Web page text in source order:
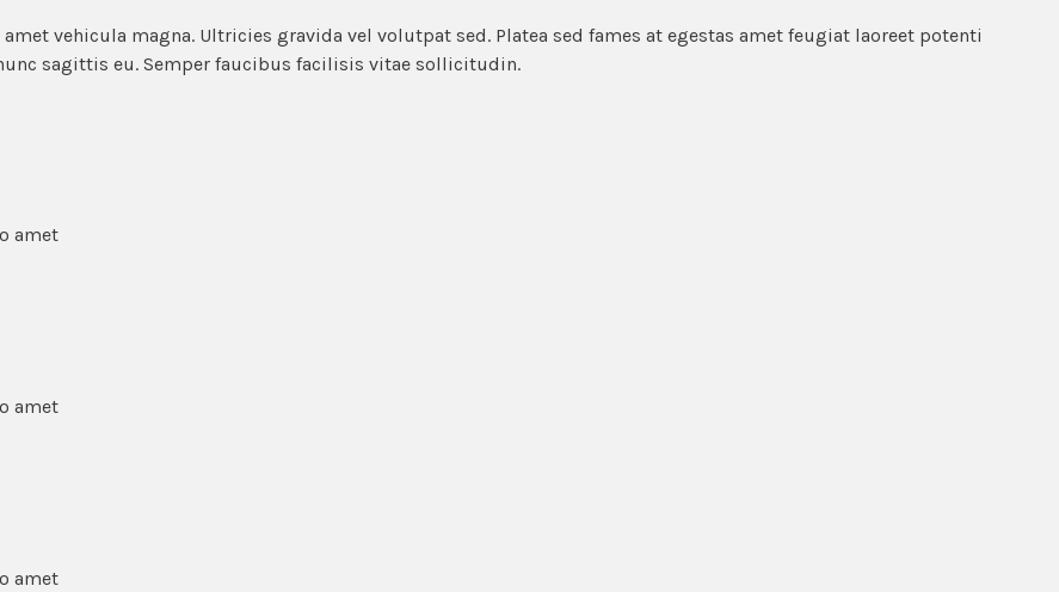
vehicula magna. Ultricies gravida vel volutpat sed. Platea sed fames at egestas amet feugiat laoreet potenti
sagittis eu. Semper faucibus facilisis vitae sollicitudin.
amet
amet
amet